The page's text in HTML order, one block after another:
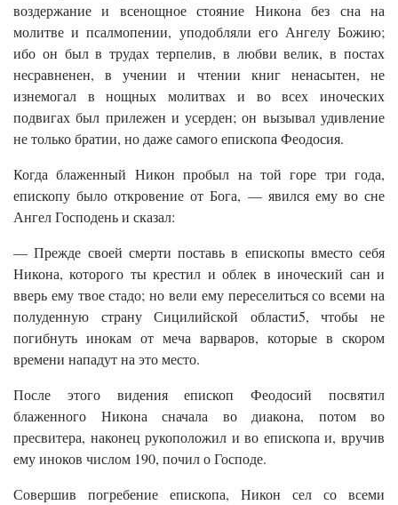
воздержание и всенощное стояние Никона без сна на
молитве и псалмопении, уподобляли его Ангелу Божию;
ибо он был в трудах терпелив, в любви велик, в постах
несравненен, в учении и чтении книг ненасытен, не
изнемогал в нощных молитвах и во всех иноческих
подвигах был прилежен и усерден; он вызывал удивление
не только братии, но даже самого епископа Феодосия.
Когда блаженный Никон пробыл на той горе три года,
епископу было откровение от Бога, — явился ему во сне
Ангел Господень и сказал:
— Прежде своей смерти поставь в епископы вместо себя
Никона, которого ты крестил и облек в иноческий сан и
вверь ему твое стадо; но вели ему переселиться со всеми на
полуденную страну Сицилийской области5, чтобы не
погибнуть инокам от меча варваров, которые в скором
времени нападут на это место.
После этого видения епископ Феодосий посвятил
блаженного Никона сначала во диакона, потом во
пресвитера, наконец рукоположил и во епископа и, вручив
ему иноков числом 190, почил о Господе.
Совершив погребение епископа, Никон сел со всеми